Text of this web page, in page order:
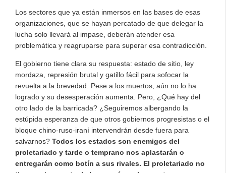
Los sectores que ya están inmersos en las bases de esas
organizaciones, que se hayan percatado de que delegar la
lucha solo llevará al impase, deberán atender esa
problemática y reagruparse para superar esa contradicción.
El gobierno tiene clara su respuesta: estado de sitio, ley
mordaza, represión brutal y gatillo fácil para sofocar la
revuelta a la brevedad. Pese a los muertos, aún no lo ha
logrado y su desesperación aumenta. Pero, ¿Qué hay del
otro lado de la barricada? ¿Seguiremos albergando la
estúpida esperanza de que otros gobiernos progresistas o el
bloque chino-ruso-iraní intervendrán desde fuera para
salvarnos? Todos los estados son enemigos del
proletariado y tarde o temprano nos aplastarán o
entregarán como botín a sus rivales. El proletariado no